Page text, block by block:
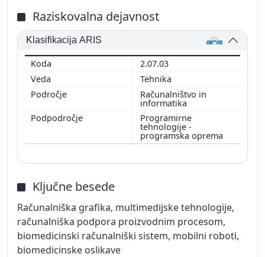
Raziskovalna dejavnost
Klasifikacija ARIS
2.07.03
Tehnika
Računalništvo in
informatika
Programirne
tehnologije -
programska oprema
Ključne besede
Računalniška grafika, multimedijske tehnologije,
računalniška podpora proizvodnim procesom,
biomedicinski računalniški sistem, mobilni roboti,
biomedicinske oslikave